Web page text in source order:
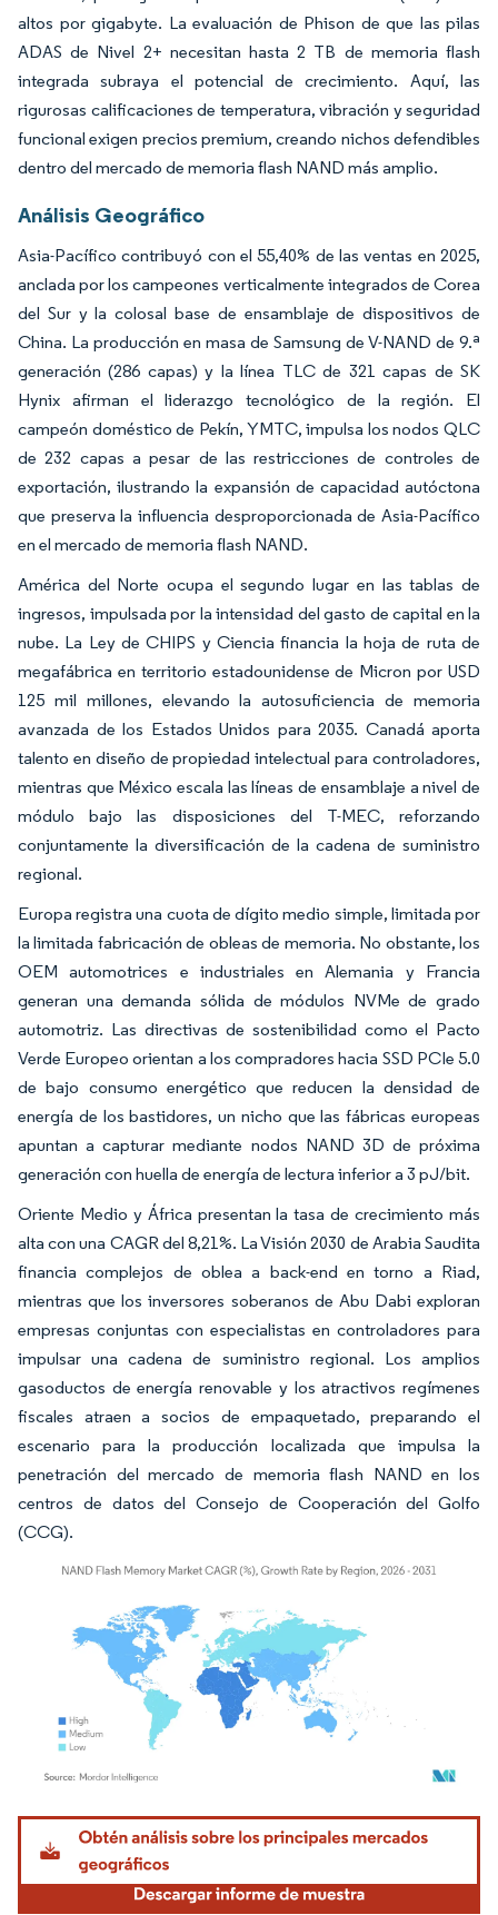
altos por gigabyte. La evaluación de Phison de que las pilas
ADAS de Nivel 2+ necesitan hasta 2 TB de memoria flash
integrada subraya el potencial de crecimiento. Aquí, las
rigurosas calificaciones de temperatura, vibración y seguridad
funcional exigen precios premium, creando nichos defendibles
dentro del mercado de memoria flash NAND más amplio.
Análisis Geográfico
Asia-Pacífico contribuyó con el 55,40% de las ventas en 2025,
anclada por los campeones verticalmente integrados de Corea
del Sur y la colosal base de ensamblaje de dispositivos de
China. La producción en masa de Samsung de V-NAND de 9.ª
generación (286 capas) y la línea TLC de 321 capas de SK
Hynix afirman el liderazgo tecnológico de la región. El
campeón doméstico de Pekín, YMTC, impulsa los nodos QLC
de 232 capas a pesar de las restricciones de controles de
exportación, ilustrando la expansión de capacidad autóctona
que preserva la influencia desproporcionada de Asia-Pacífico
en el mercado de memoria flash NAND.
América del Norte ocupa el segundo lugar en las tablas de
ingresos, impulsada por la intensidad del gasto de capital en la
nube. La Ley de CHIPS y Ciencia financia la hoja de ruta de
megafábrica en territorio estadounidense de Micron por USD
125 mil millones, elevando la autosuficiencia de memoria
avanzada de los Estados Unidos para 2035. Canadá aporta
talento en diseño de propiedad intelectual para controladores,
mientras que México escala las líneas de ensamblaje a nivel de
módulo bajo las disposiciones del T-MEC, reforzando
conjuntamente la diversificación de la cadena de suministro
regional.
Europa registra una cuota de dígito medio simple, limitada por
la limitada fabricación de obleas de memoria. No obstante, los
OEM automotrices e industriales en Alemania y Francia
generan una demanda sólida de módulos NVMe de grado
automotriz. Las directivas de sostenibilidad como el Pacto
Verde Europeo orientan a los compradores hacia SSD PCIe 5.0
de bajo consumo energético que reducen la densidad de
energía de los bastidores, un nicho que las fábricas europeas
apuntan a capturar mediante nodos NAND 3D de próxima
generación con huella de energía de lectura inferior a 3 pJ/bit.
Oriente Medio y África presentan la tasa de crecimiento más
alta con una CAGR del 8,21%. La Visión 2030 de Arabia Saudita
financia complejos de oblea a back-end en torno a Riad,
mientras que los inversores soberanos de Abu Dabi exploran
empresas conjuntas con especialistas en controladores para
impulsar una cadena de suministro regional. Los amplios
gasoductos de energía renovable y los atractivos regímenes
fiscales atraen a socios de empaquetado, preparando el
escenario para la producción localizada que impulsa la
penetración del mercado de memoria flash NAND en los
centros de datos del Consejo de Cooperación del Golfo
(CCG).
Imagen © Mordor Intelligence. El uso requiere atribución según CC BY 4.0.